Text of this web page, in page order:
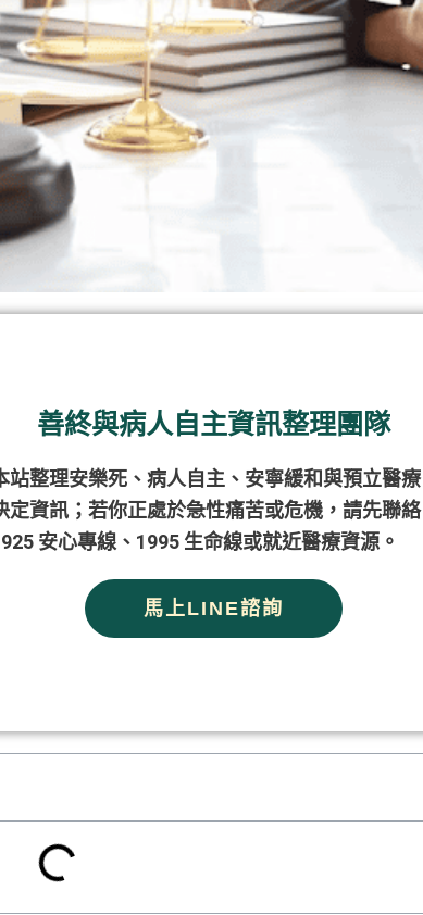
善終與病人自主資訊整理團隊
站整理安樂死、病人自主、安寧緩和與預立醫療
定資訊；若你正處於急性痛苦或危機，請先聯絡
安心專線、1995 生命線或就近醫療資源。
馬上LINE諮詢